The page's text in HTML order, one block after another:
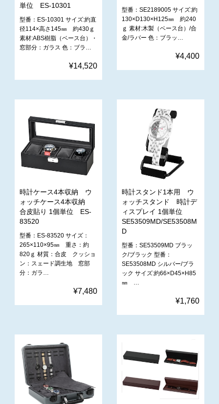
単位 ES-10301
型番：ES-10301 サイズ:約直
径114×高さ145㎜ 約430ｇ
素材:ABS樹脂（ベース台）・
窓部分：ガラス 色：ブラ…
¥14,520
型番：SE2189005 サイズ:約
130×D130×H125㎜ 約240
ｇ 素材:木製（ベース台）/合
金/ラバー 色：ブラッ…
¥4,400
時計ケース4本収納 ウ
ォッチケース4本収納
合皮貼り 1個単位 ES-
83520
型番：ES-83520 サイズ：
265×110×95㎜ 重さ：約
820ｇ 材質：合皮 クッショ
ン：スェード調生地 窓部
分：ガラ…
¥7,480
時計スタンド1本用 ウ
ォッチスタンド 時計デ
ィスプレイ 1個単位
SE53509MD/SE53508M
D
型番：SE53509MD ブラッ
ク/ブラック 型番：
SE53508MD シルバー/ブラ
ック サイズ:約66×D45×H85
㎜ …
¥1,760